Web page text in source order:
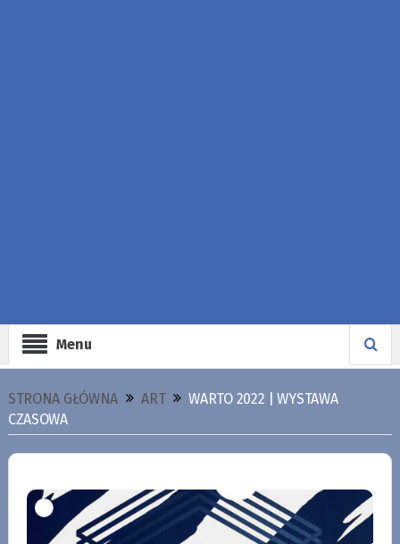
Menu
STRONA GŁÓWNA ART
WARTO 2022 | WYSTAWA
CZASOWA